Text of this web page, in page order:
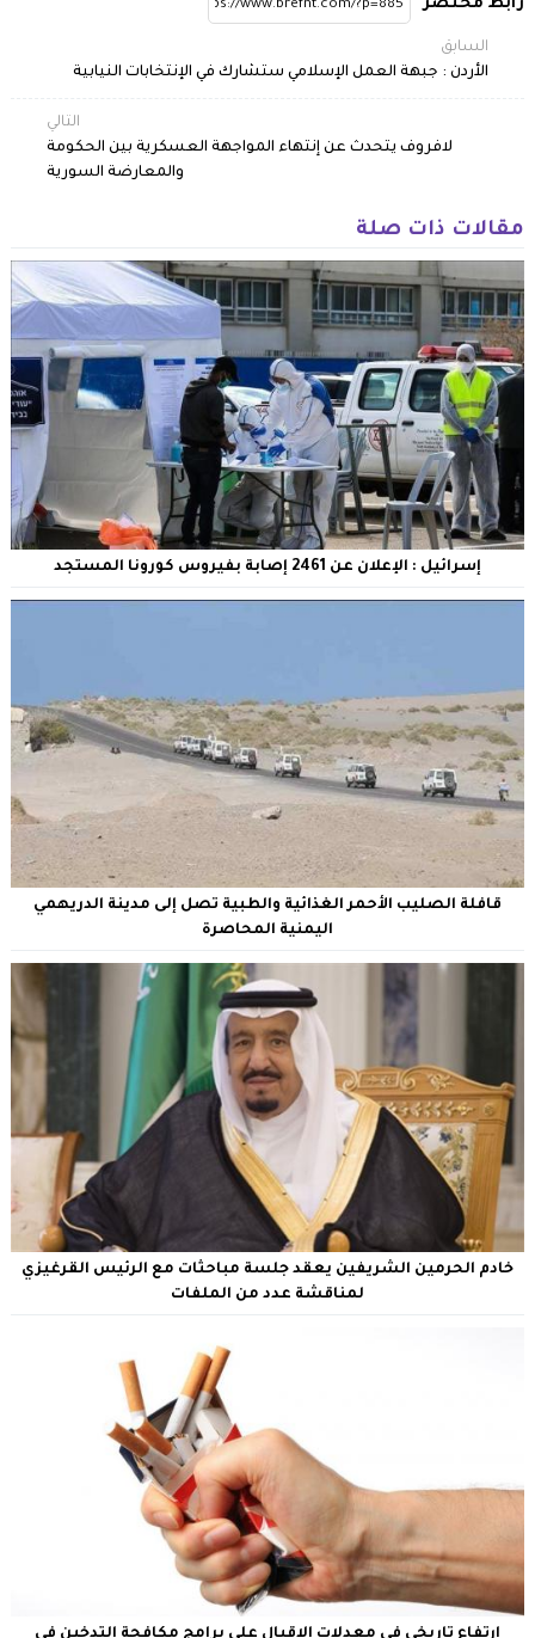
رابط مختصر
السابق
الأردن : جبهة العمل الإسلامي ستشارك في الإنتخابات النيابية
التالي
لافروف يتحدث عن إنتهاء المواجهة العسكرية بين الحكومة
والمعارضة السورية
مقالات ذات صلة
إسرائيل : الإعلان عن 2461 إصابة بفيروس كورونا المستجد
قافلة الصليب الأحمر الغذائية والطبية تصل إلى مدينة الدريهمي
اليمنية المحاصرة
خادم الحرمين الشريفين يعقد جلسة مباحثات مع الرئيس القرغيزي
لمناقشة عدد من الملفات
ارتفاع تاريخي في معدلات الإقبال على برامج مكافحة التدخين في